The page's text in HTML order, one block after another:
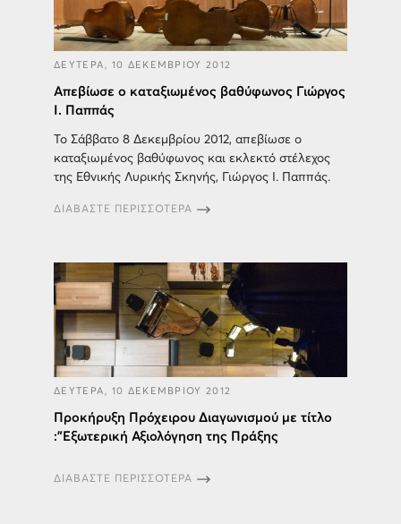
ΔΕΥΤΕΡΑ, 10 ΔΕΚΕΜΒΡΙΟΥ 2012
Απεβίωσε ο καταξιωμένος βαθύφωνος Γιώργος
Ι. Παππάς
Το Σάββατο 8 Δεκεμβρίου 2012, απεβίωσε ο
καταξιωμένος βαθύφωνος και εκλεκτό στέλεχος
της Εθνικής Λυρικής Σκηνής, Γιώργος Ι. Παππάς.
ΔΙΑΒΑΣΤΕ ΠΕΡΙΣΣΟΤΕΡΑ
ΔΕΥΤΕΡΑ, 10 ΔΕΚΕΜΒΡΙΟΥ 2012
Προκήρυξη Πρόχειρου Διαγωνισμού με τίτλο
:"Εξωτερική Αξιολόγηση της Πράξης
ΔΙΑΒΑΣΤΕ ΠΕΡΙΣΣΟΤΕΡΑ